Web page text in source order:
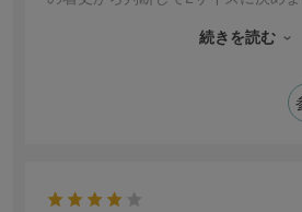
プやノースリーブワンピースなど、
続きを読む